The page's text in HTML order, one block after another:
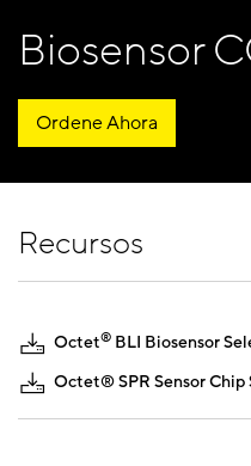
Biosensor
Ordene Ahora
Recursos
Octet® BLI Biosensor
Octet® SPR Sensor